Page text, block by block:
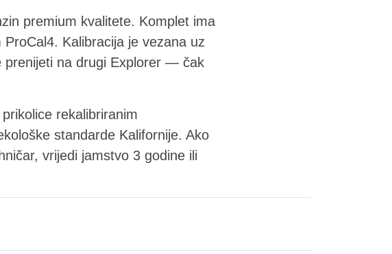
premium kvalitete. Komplet ima
Kalibracija je vezana uz
prenijeti na drugi Explorer — čak
rekalibriranim
standarde Kalifornije. Ako
vrijedi jamstvo 3 godine ili